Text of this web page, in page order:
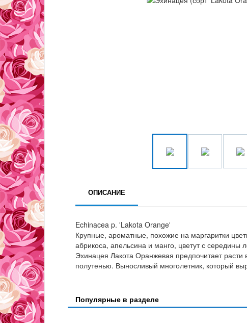
ОПИСАНИЕ
Echinacea p. 'Lakota Orange'
Крупные, ароматные, похожие на маргаритки
абрикоса, апельсина и манго, цветут с середины
Эхинацея Лакота Оранжевая предпочитает
полутенью. Выносливый многолетник, который
Популярные в разделе